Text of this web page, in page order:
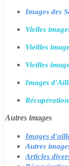
Images des
Vielles
Vieilles
Vieilles
Images
Autres images
Images
Autres
Articles